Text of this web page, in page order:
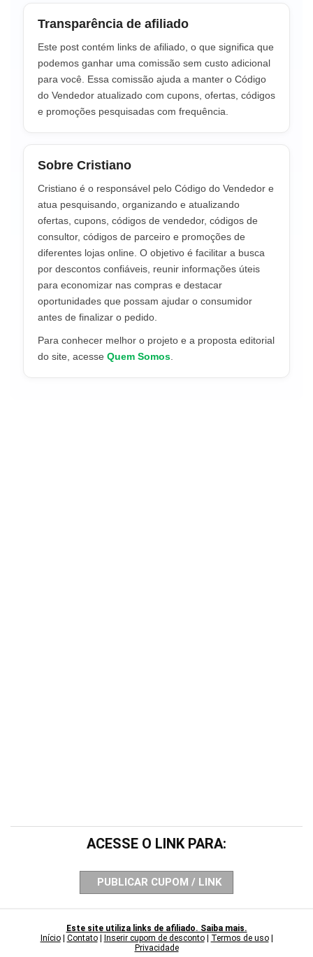
Transparência de afiliado
Este post contém links de afiliado, o que significa que
podemos ganhar uma comissão sem custo adicional
para você. Essa comissão ajuda a manter o Código
do Vendedor atualizado com cupons, ofertas, códigos
e promoções pesquisadas com frequência.
Sobre Cristiano
Cristiano é o responsável pelo Código do Vendedor e
atua pesquisando, organizando e atualizando
ofertas, cupons, códigos de vendedor, códigos de
consultor, códigos de parceiro e promoções de
diferentes lojas online. O objetivo é facilitar a busca
por descontos confiáveis, reunir informações úteis
para economizar nas compras e destacar
oportunidades que possam ajudar o consumidor
antes de finalizar o pedido.
Para conhecer melhor o projeto e a proposta editorial
do site, acesse Quem Somos
ACESSE O LINK PARA:
PUBLICAR CUPOM / LINK
Este site utiliza links de afiliado. Saiba mais.
Início| Contato| Inserir cupom de desconto| Termos de uso|
Privacidade